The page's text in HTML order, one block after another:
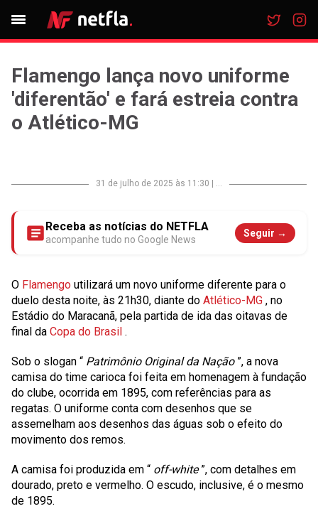
Flamengo lança novo uniforme
'diferentão' e fará estreia contra
o Atlético-MG
31 de julho de 2025 às 11:30 ...
Receba as notícias do NETFLA
acompanhe tudo no Google News
Seguir →
O Flamengo utilizará um novo uniforme diferente para o
duelo desta noite, às 21h30, diante do Atlético-MG , no
Estádio do Maracanã, pela partida de ida das oitavas de
final da Copa do Brasil .
Sob o slogan “ Patrimônio Original da Nação ”, a nova
camisa do time carioca foi feita em homenagem à fundação
do clube, ocorrida em 1895, com referências para as
regatas. O uniforme conta com desenhos que se
assemelham aos desenhos das águas sob o efeito do
movimento dos remos.
A camisa foi produzida em “ off-white”, com detalhes em
dourado, preto e vermelho. O escudo, inclusive, é o mesmo
de 1895.